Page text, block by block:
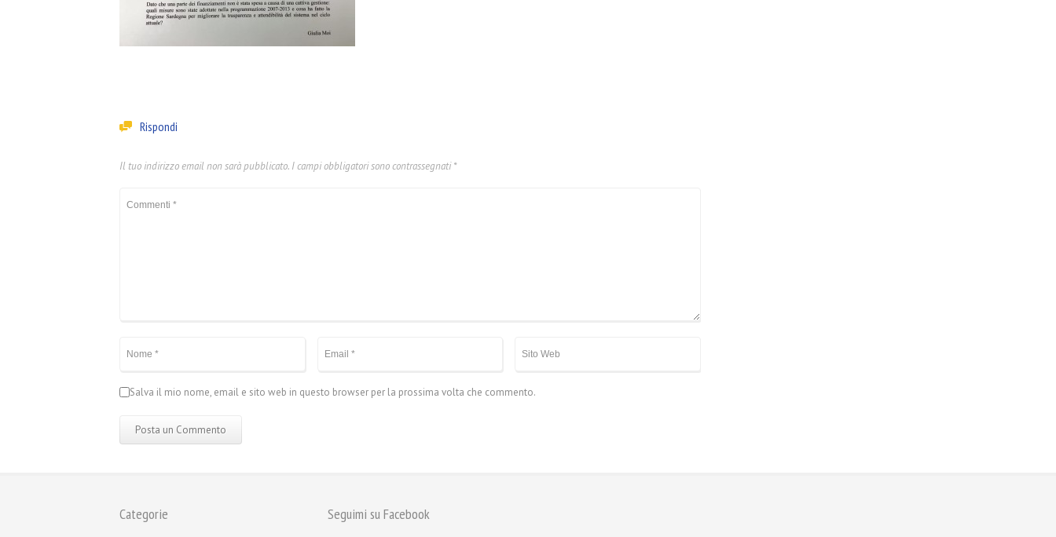
Rispondi
Il tuo indirizzo email non sarà pubblicato. I campi obbligatori sono contrassegnati*
Salva il mio nome, email e sito web in questo browser per la prossima volta che commento.
Categorie Seguimi su Facebook